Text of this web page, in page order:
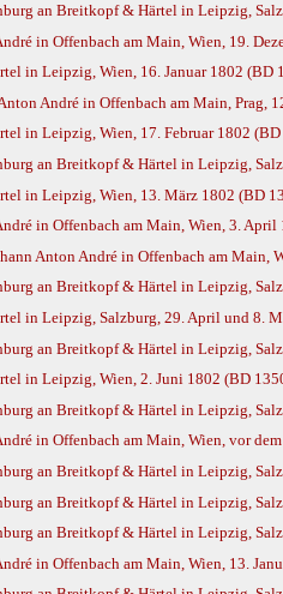
an Breitkopf & Härtel in Leipzig,
in Offenbach am Main, Wien, 19.
in Leipzig, Wien, 16. Januar 1802 (BD
André in Offenbach am Main, Prag,
in Leipzig, Wien, 17. Februar 1802
an Breitkopf & Härtel in Leipzig,
in Leipzig, Wien, 13. März 1802 (BD
in Offenbach am Main, Wien, 3.
Anton André in Offenbach am Main,
an Breitkopf & Härtel in Leipzig,
in Leipzig, Salzburg, 29. April und 8.
an Breitkopf & Härtel in Leipzig,
in Leipzig, Wien, 2. Juni 1802 (BD
an Breitkopf & Härtel in Leipzig,
in Offenbach am Main, Wien, vor
an Breitkopf & Härtel in Leipzig,
an Breitkopf & Härtel in Leipzig,
an Breitkopf & Härtel in Leipzig,
in Offenbach am Main, Wien, 13.